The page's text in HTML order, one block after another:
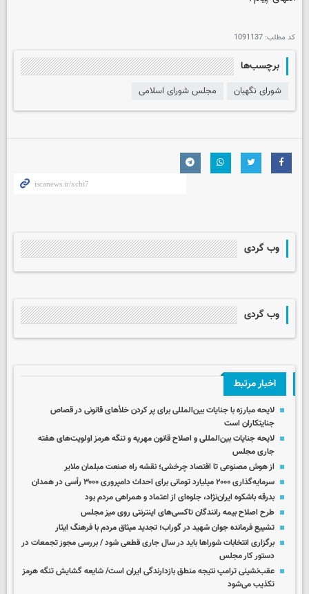
کد مطلب: 1091137
برچسب‌ها
شورای نگهبان مجلس شورای اسلامی
وب گردی
وب گردی
اخبار مرتبط
لایحه مبارزه با جنایات بین‌المللی برای پر کردن خلأهای قانونی در قصاص
جنایتکاران است
لایحه جنایات بین‌المللی و اصلاح قانون مهریه و تنگه هرمز اولویت‌های هفته
جاری مجلس
از هوش مصنوعی تا اقتصاد چرخشی؛ نقشه راه صنعت مبلمان ملایر
سرمایه‌گذاری ۲۰۰۰ میلیارد تومانی برای احداث دامپروری ۳۰۰۰ رأسی در همدان
بدرقه باشکوه ایران‌نژاد، جلوه‌ای از اعتماد و همراهی مردم بود
طرح اصلاح بیمه رانندگان تاکسی‌های اینترنتی روی میز مجلس
تشییع فرمانده جوان شهید در گوراب؛ تجدید میثاق مردم با فرهنگ ایثار
برگزاری انتخابات شوراها باید در سال جاری قطعی شود / بررسی مجوز تجمعات در
دستور کار مجلس
عقب‌نشینی ترامپ نتیجه منطق بازدارندگی ایران است/ شایعه گشایش تنگه هرمز
تکذیب می‌شود